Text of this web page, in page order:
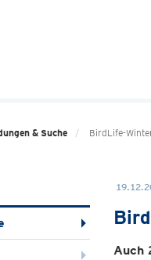
& Suche BirdLife-
Auch